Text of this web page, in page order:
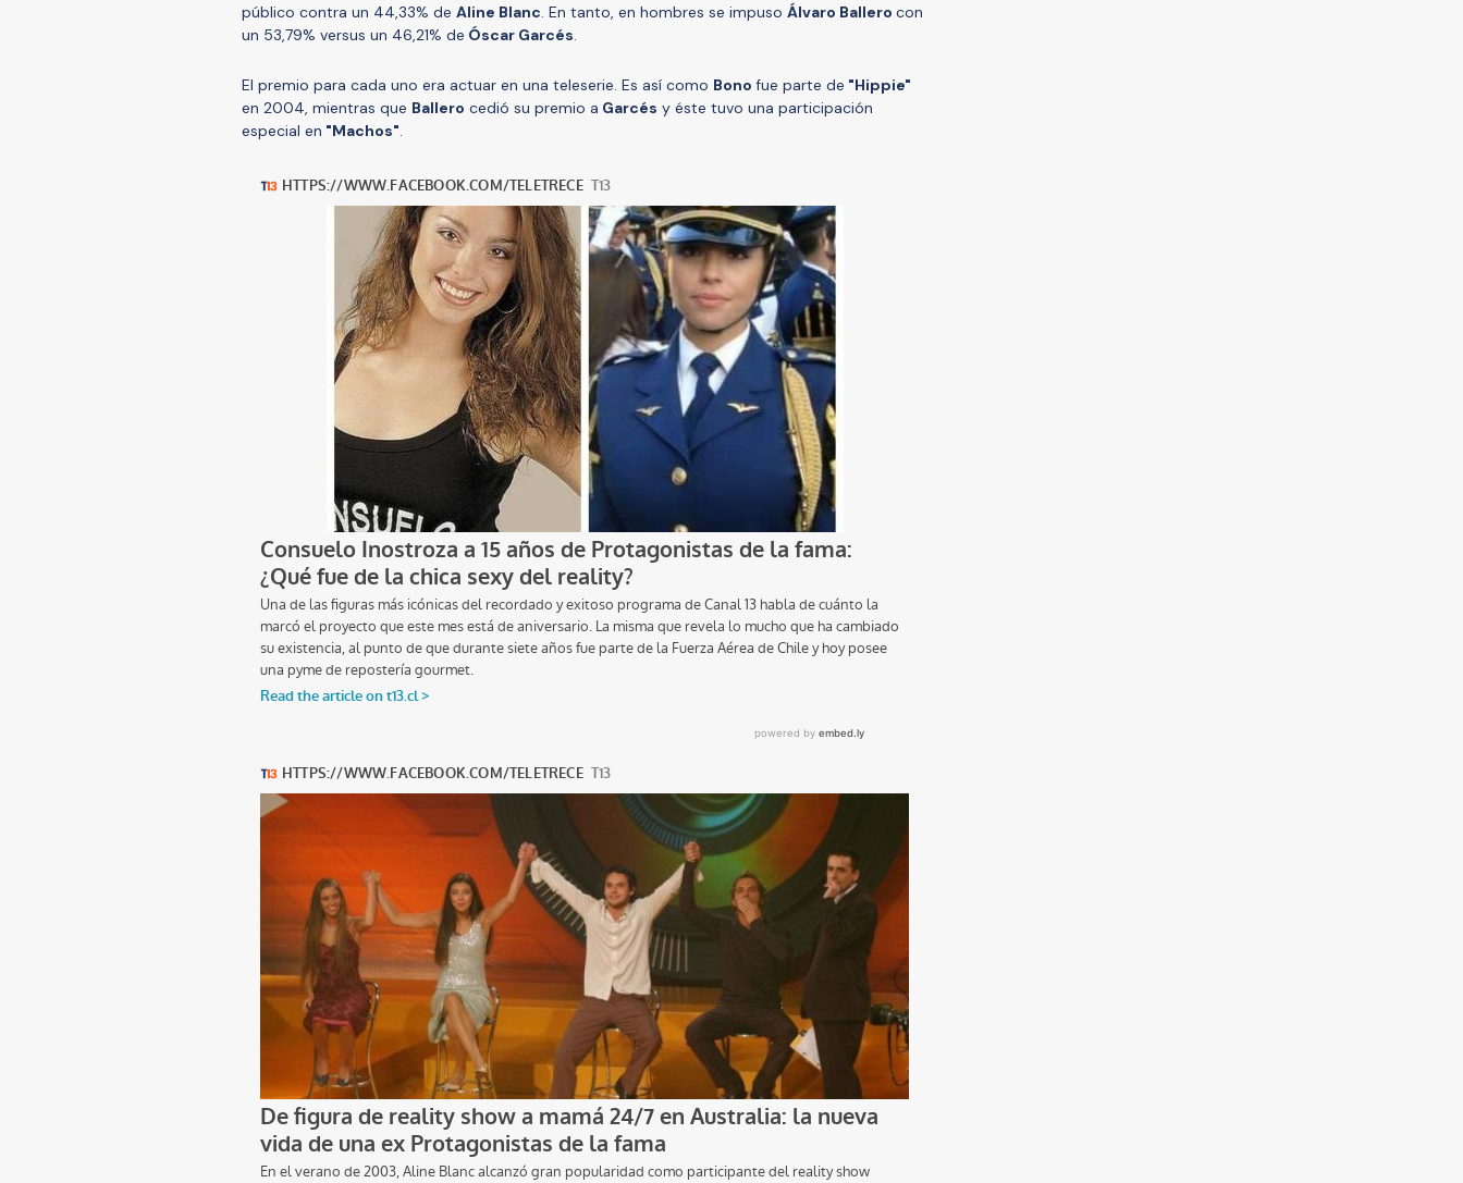
público contra un 44,33% de Aline Blanc. En tanto, en hombres se impuso Álvaro Ballero con
un 53,79% versus un 46,21% de Óscar Garcés.
El premio para cada uno era actuar en una teleserie. Es así como Bono fue parte de "Hippie"
en 2004, mientras que Ballero cedió su premio a Garcés y éste tuvo una participación
especial en "Machos".